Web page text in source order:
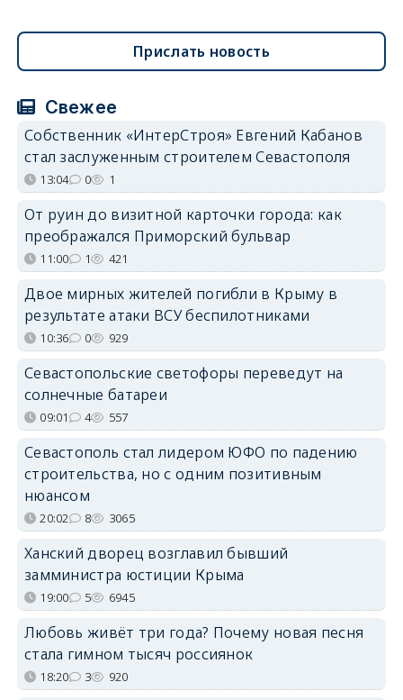
Прислать новость
Свежее
Собственник «ИнтерСтроя» Евгений Кабанов
стал заслуженным строителем Севастополя
13:04 0 1
От руин до визитной карточки города: как
преображался Приморский бульвар
11:00 1 421
Двое мирных жителей погибли в Крыму в
результате атаки ВСУ беспилотниками
10:36 0 929
Севастопольские светофоры переведут на
солнечные батареи
09:01 4 557
Севастополь стал лидером ЮФО по падению
строительства, но с одним позитивным
нюансом
20:02 8 3065
Ханский дворец возглавил бывший
замминистра юстиции Крыма
19:00 5 6945
Любовь живёт три года? Почему новая песня
стала гимном тысяч россиянок
18:20 3 920